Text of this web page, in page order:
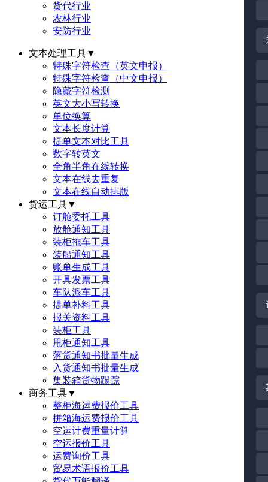
货代行业
农林行业
安防行业
文本处理工具▼
特殊字符检查（英文申报）
特殊字符检查（中文申报）
隐藏字符检测
英文大小写转换
单位换算
文本长度计算
提单文本对比工具
数字转英文
全角半角在线转换
文本在线去重复
文本在线自动排版
货运工具▼
订舱委托工具
放舱通知工具
装柜拖车工具
装船通知工具
账单生成工具
开具发票工具
车队派车工具
提单补料工具
报关资料工具
装柜工具
甩柜通知工具
落货通知书批量生成
入货通知书批量生成
集装箱货物跟踪
商务工具▼
整柜海运费报价工具
拼箱海运费报价工具
空运计费重量计算
空运报价工具
运费询价工具
贸易术语报价工具